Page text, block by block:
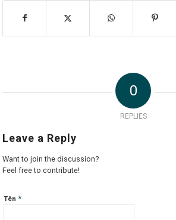
0
REPLIES
Leave a Reply
Want to join the discussion?
Feel free to contribute!
Tên*